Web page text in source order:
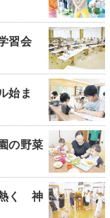
習会
始ま
の野菜
く 神